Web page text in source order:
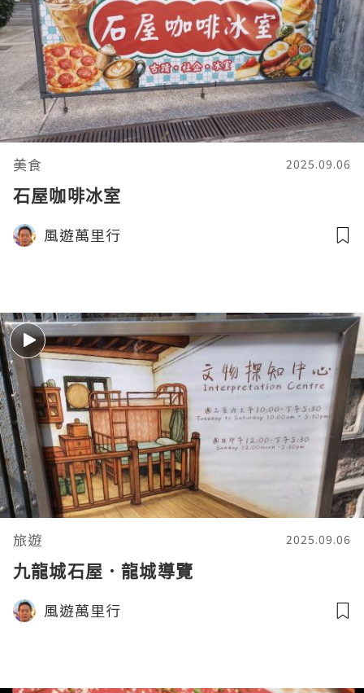
美食 2025.09.06
石屋咖啡冰室
風遊萬里行
旅遊 2025.09.06
九龍城石屋．龍城導覽
風遊萬里行